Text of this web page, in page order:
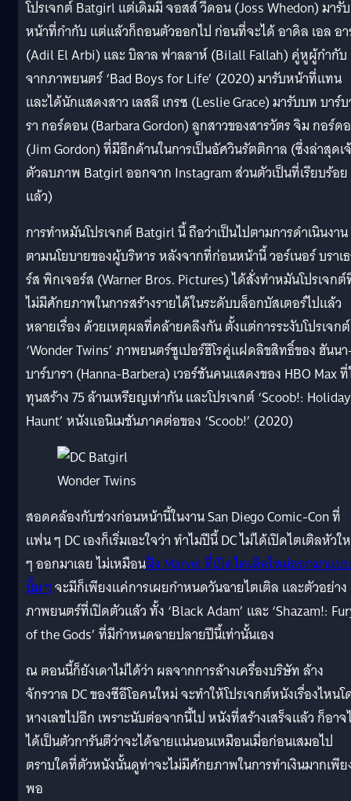
โปรเจกต์ Batgirl แต่เดิมมี จอสส์ วีดอน (Joss Whedon) มารับ
หน้าที่กำกับ แต่แล้วก็ถอนตัวออกไป ก่อนที่จะได้ อาดิล เอล อ
(Adil El Arbi) และ บิลาล ฟาลลาห์ (Bilall Fallah) คู่หูผู้กำกับ
จากภาพยนตร์ ‘Bad Boys for Life’ (2020) มารับหน้าที่แทน
และได้นักแสดงสาว เลสลี เกรซ (Leslie Grace) มารับบท บาร์
รา กอร์ดอน (Barbara Gordon) ลูกสาวของสารวัตร จิม กอร์ด
(Jim Gordon) ที่มีอีกด้านในการเป็นอัศวินรัตติกาล (ซึ่งล่าสุดเ
ตัวลบภาพ Batgirl ออกจาก Instagram ส่วนตัวเป็นที่เรียบร้อย
แล้ว)
การทำหมันโปรเจกต์ Batgirl นี้ ถือว่าเป็นไปตามการดำเนินงาน
ตามนโยบายของผู้บริหาร หลังจากที่ก่อนหน้านี้ วอร์เนอร์ บราเ
ร์ส พิกเจอร์ส (Warner Bros. Pictures) ได้สั่งทำหมันโปรเจก
ไม่มีศักยภาพในการสร้างรายได้ในระดับบล็อกบัสเตอร์ไปแล้ว
หลายเรื่อง ด้วยเหตุผลที่คล้ายคลึงกัน ตั้งแต่การระงับโปรเจกต์
‘Wonder Twins’ ภาพยนตร์ซูเปอร์ฮีโรคู่แฝดลิขสิทธิ์ของ ฮันน
บาร์บารา (Hanna-Barbera) เวอร์ชันคนแสดงของ HBO Max
ทุนสร้าง 75 ล้านเหรียญเท่ากัน และโปรเจกต์ ‘Scoob!: Holiday
Haunt’ หนังแอนิเมชันภาคต่อของ ‘Scoob!’ (2020)
Wonder Twins
สอดคล้องกับช่วงก่อนหน้านี้ในงาน San Diego Comic-Con ที่
แฟน ๆ DC เองก็เริ่มเอะใจว่า ทำไมปีนี้ DC ไม่ได้เปิดไตเติลหัวใ
ๆ ออกมาเลย ไม่เหมือนฝั่ง Marvel ที่เปิดไตเติลใหม่ออกมาแบบ
บึ้ม ๆจะมีก็เพียงแค่การเผยกำหนดวันฉายไตเติล และตัวอย่าง
ภาพยนตร์ที่เปิดตัวแล้ว ทั้ง ‘Black Adam’ และ ‘Shazam!:
of the Gods’ ที่มีกำหนดฉายปลายปีนี้เท่านั้นเอง
ณ ตอนนี้ก็ยังเดาไม่ได้ว่า ผลจากการล้างเครื่องบริษัท ล้าง
จักรวาล DC ของซีอีโอคนใหม่ จะทำให้โปรเจกต์หนังเรื่องไหน
หางเลขไปอีก เพราะนับต่อจากนี้ไป หนังที่สร้างเสร็จแล้ว ก็อาจ
ได้เป็นตัวการันตีว่าจะได้ฉายแน่นอนเหมือนเมื่อก่อนเสมอไป
ตราบใดที่ตัวหนังนั้นดูท่าจะไม่มีศักยภาพในการทำเงินมากเพีย
พอ